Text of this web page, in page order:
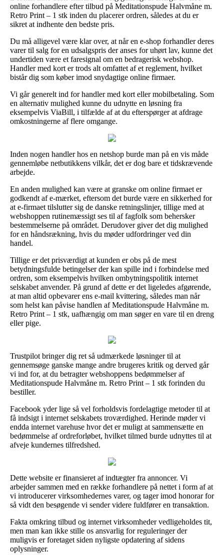
online forhandlere efter tilbud på Meditationspude Halvmåne m.
Retro Print – 1 stk inden du placerer ordren, således at du er
sikret at indhente den bedste pris.
Du må alligevel være klar over, at når en e-shop forhandler deres
varer til salg for en udsalgspris der anses for uhørt lav, kunne det
undertiden være et faresignal om en bedragerisk webshop.
Handler med kort er trods alt omfattet af et reglement, hvilket
bistår dig som køber imod snydagtige online firmaer.
Vi går generelt ind for handler med kort eller mobilbetaling. Som
en alternativ mulighed kunne du udnytte en løsning fra
eksempelvis ViaBill, i tilfælde af at du efterspørger at afdrage
omkostningerne af flere omgange.
Inden nogen handler hos en netshop burde man på en vis måde
gennemløbe netbutikkens vilkår, det er dog bare et tidskrævende
arbejde.
En anden mulighed kan være at granske om online firmaet er
godkendt af e-mærket, eftersom det burde være en sikkerhed for
at e-firmaet tilslutter sig de danske retningslinjer, tillige med at
webshoppen rutinemæssigt ses til af fagfolk som behersker
bestemmelserne på området. Derudover giver det dig mulighed
for en håndsrækning, hvis du møder udfordringer ved din
handel.
Tillige er det prisværdigt at kunden er obs på de mest
betydningsfulde betingelser der kan spille ind i forbindelse med
ordren, som eksempelvis hvilken ombytningspolitik internet
selskabet anvender. På grund af dette er det ligeledes afgørende,
at man altid opbevarer ens e-mail kvittering, således man når
som helst kan påvise handlen af Meditationspude Halvmåne m.
Retro Print – 1 stk, uafhængig om man søger en vare til en dreng
eller pige.
Trustpilot bringer dig ret så udmærkede løsninger til at
gennemsøge ganske mange andre brugeres kritik og derved går
vi ind for, at du betragter webshoppens bedømmelser af
Meditationspude Halvmåne m. Retro Print – 1 stk forinden du
bestiller.
Facebook yder lige så vel forholdsvis fordelagtige metoder til at
få indsigt i internet selskabets troværdighed. Herinde møder vi
endda internet varehuse hvor det er muligt at sammensætte en
bedømmelse af ordreforløbet, hvilket tilmed burde udnyttes til at
afveje kundernes tilfredshed.
Dette website er finansieret af indtægter fra annoncer. Vi
arbejder sammen med en række forhandlere på nettet i form af at
vi introducerer virksomhedernes varer, og tager imod honorar for
så vidt den besøgende vi sender videre fuldfører en transaktion.
Fakta omkring tilbud og internet virksomheder vedligeholdes tit,
men man kan ikke stille os ansvarlig for reguleringer der
muligvis er foretaget siden nyligste opdatering af sidens
oplysninger.